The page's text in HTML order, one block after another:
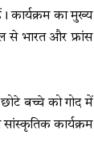
कार्यक्रम का मुख्य
से भारत और फ्रांस
छोटे बच्चे को गोद में
कार्यक्रम